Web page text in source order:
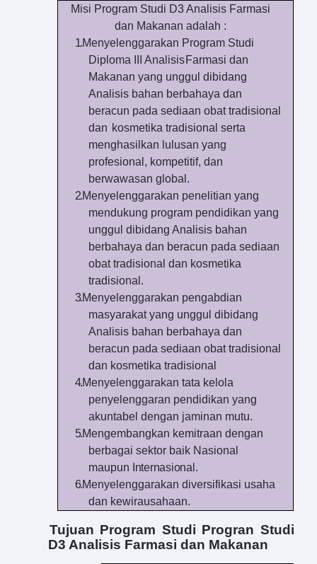
Misi Program Studi D3 Analisis Farmasi
dan Makanan adalah :
1.Menyelenggarakan Program Studi
Diploma III AnalisisFarmasi dan
Makanan yang ungguldibidang
Analisis bahan berbahaya dan
beracun pada sediaan obat tradisional
dan kosmetika tradisional serta
menghasilkan lulusan yang
profesional, kompetitif, dan
berwawasan global.
2.Menyelenggarakan penelitian yang
mendukung program pendidikan yang
unggul dibidang Analisis bahan
berbahaya dan beracun pada sediaan
obat tradisional dan kosmetika
tradisional.
3.Menyelenggarakan pengabdian
masyarakat yang unggul dibidang
Analisis bahan berbahaya dan
beracun pada sediaan obat tradisional
dan kosmetika tradisional
4.Menyelenggarakan tata kelola
penyelenggaran pendidikan yang
akuntabel dengan jaminan mutu.
5.Mengembangkan kemitraan dengan
berbagai sektor baik Nasional
maupun Internasional .
6.Menyelenggarakan diversifikasi usaha
dan kewirausahaan.
Tujuan Program Studi ProgranStudi
D3 Analisis Farmasi dan Makanan